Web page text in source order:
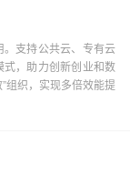
支持公共云、专有云
，助力创新创业和数
组织，实现多倍效能提